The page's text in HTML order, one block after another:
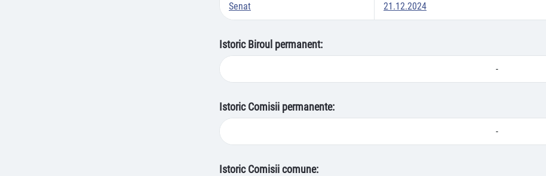
Senat 21.12.2024
Istoric Biroul permanent:
-
Istoric Comisii permanente:
-
Istoric Comisii comune: